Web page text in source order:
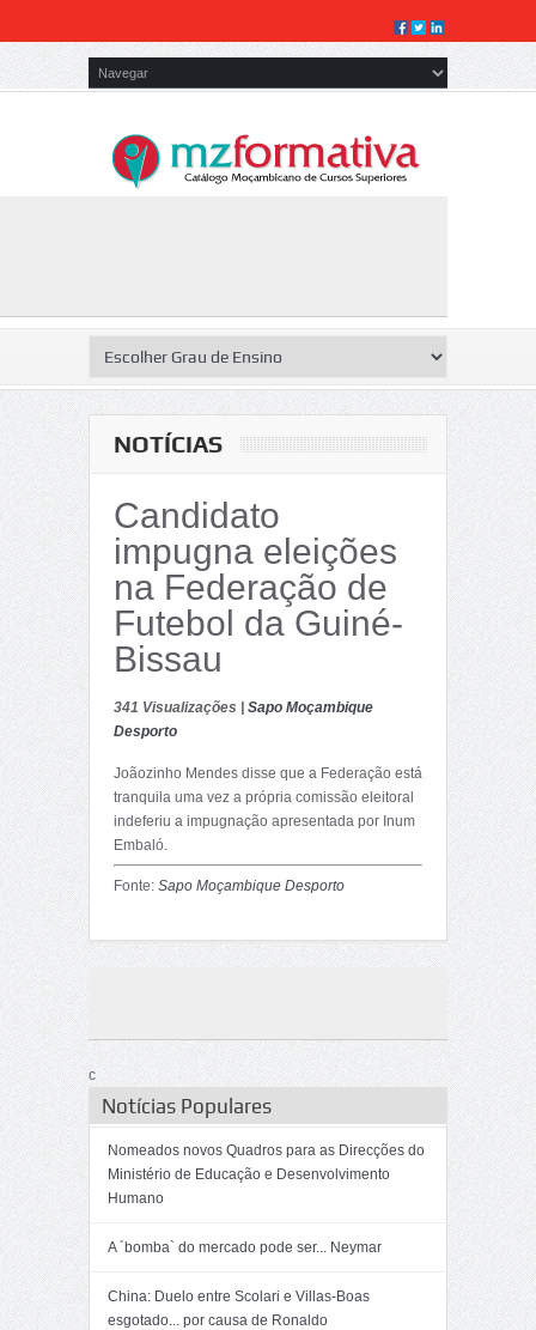
NOTÍCIAS
Candidato
impugna eleições
na Federação de
Futebol da Guiné-
Bissau
341 Visualizações | Sapo Moçambique
Desporto
Joãozinho Mendes disse que a Federação está
tranquila uma vez a própria comissão eleitoral
indeferiu a impugnação apresentada por Inum
Embaló.
Fonte: Sapo Moçambique Desporto
c
Notícias Populares
Nomeados novos Quadros para as Direcções do
Ministério de Educação e Desenvolvimento
Humano
A ´bomba` do mercado pode ser... Neymar
China: Duelo entre Scolari e Villas-Boas
esgotado... por causa de Ronaldo